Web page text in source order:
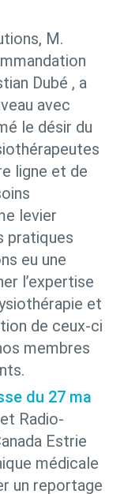
M.
Dubé , a
avec
le désir du
ligne et de
levier
pratiques
eu une
l’expertise
et
de ceux-ci
membres
du 27 ma
Radio-
Estrie
médicale
un reportage